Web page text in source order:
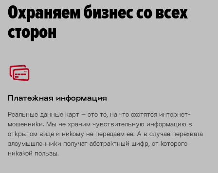
Охраняем бизнес со всех
сторон
Платежная информация
Реальные данные карт – это то, на что охотятся интернет-
мошенники. Мы не храним чувствительную информацию в
открытом виде и никому не передаем ее. А в случае перехвата
злоумышленники получат абстрактный шифр, от которого
никакой пользы.